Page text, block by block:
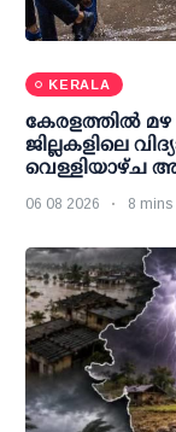
KERALA
കേരളത്തില്‍
ജില്ലകളിലെ
വെള്ളിയാഴ്ച
06 08 2026 8 mins